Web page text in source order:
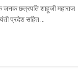
छत्रपति शाहूजी महाराज
प्रदेश सहित ...